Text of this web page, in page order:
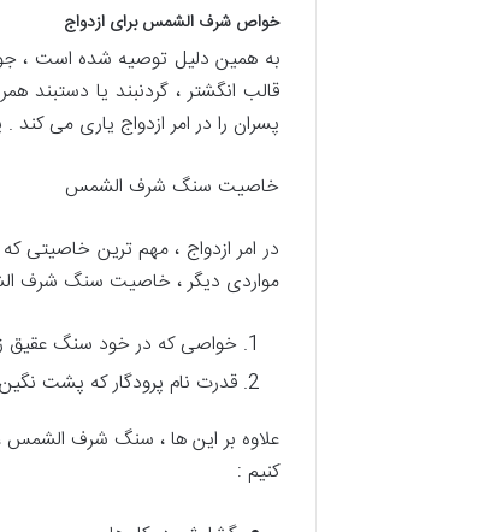
خواص شرف الشمس برای ازدواج
به همین دلیل توصیه شده است ،
قالب انگشتر ، گردنبند یا دستبند
پسران را در امر ازدواج یاری می
خاصیت سنگ شرف الشمس
در امر ازدواج ، مهم ترین
مواردی دیگر ، خاصیت سنگ شرف الشمس ، از 2 دیدگاه
خواصی که در خود سنگ عقیق
قدرت نام پرودگار که پشت
علاوه بر این ها ، سنگ شرف الشمس
کنیم :